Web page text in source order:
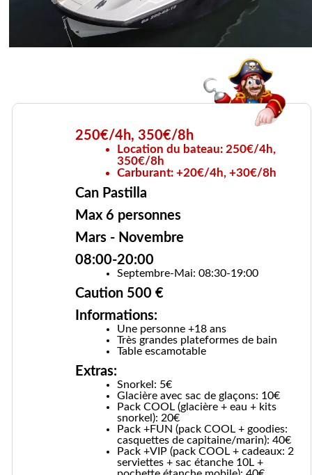
250€/4h, 350€/8h
Location du bateau: 250€/4h,
350€/8h
Carburant: +20€/4h, +30€/8h
Can Pastilla
Max 6 personnes
Mars - Novembre
08:00-20:00
Septembre-Mai: 08:30-19:00
Caution 500 €
Informations:
Une personne +18 ans
Très grandes plateformes de bain
Table escamotable
Extras:
Snorkel: 5€
Glacière avec sac de glaçons: 10€
Pack COOL (glacière + eau + kits
snorkel): 20€
Pack +FUN (pack COOL + goodies:
casquettes de capitaine/marin): 40€
Pack +VIP (pack COOL + cadeaux: 2
serviettes + sac étanche 10L +